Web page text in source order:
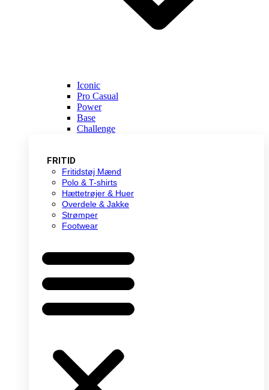
Iconic
Pro Casual
Power
Base
Challenge
FRITID
Fritidstøj Mænd
Polo & T-shirts
Hættetrøjer & Huer
Overdele & Jakke
Strømper
Footwear